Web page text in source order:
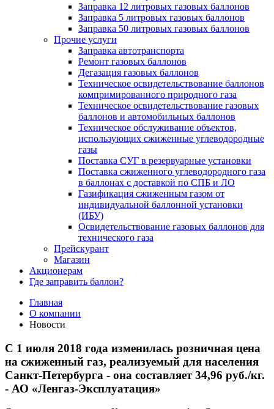
Заправка 12 литровых газовых баллонов
Заправка 5 литровых газовых баллонов
Заправка 50 литровых газовых баллонов
Прочие услуги
Заправка автотранспорта
Ремонт газовых баллонов
Дегазация газовых баллонов
Техническое освидетельствование баллонов
компримированного природного газа
Техническое освидетельствование газовых
баллонов и автомобильных баллонов
Техническое обслуживание объектов,
использующих сжиженные углеводородные
газы
Поставка СУГ в резервуарные установки
Поставка сжиженного углеводородного газа
в баллонах с доставкой по СПБ и ЛО
Газификация сжиженным газом от
индивидуальной баллонной установки
(ИБУ)
Освидетельствование газовых баллонов для
технического газа
Прейскурант
Магазин
Акционерам
Где заправить баллон?
Главная
О компании
Новости
С 1 июля 2018 года изменилась розничная цена
на сжиженный газ, реализуемый для населения
Санкт-Петербурга - она составляет 34,96 руб./кг.
- АО «Ленгаз-Эксплуатация»